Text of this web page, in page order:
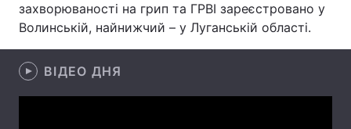
Регіони
захворюваності на грип та ГРВІ зареєстровано у
Волинській, найнижчий – у Луганській області.
ВІДЕО ДНЯ